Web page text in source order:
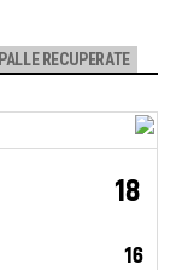
PALLE RECUPERATE
18
16